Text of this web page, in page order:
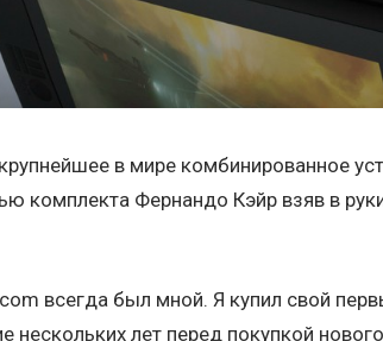
в мире комбинированное
комплекта Фернандо Кэйр взяв в
всегда был мной. Я купил свой
нескольких лет перед покупкой